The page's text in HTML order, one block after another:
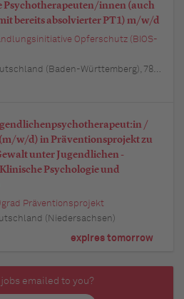
Psychotherapeuten/innen (auch
bereits absolvierter PT1) m/w/d
Opferschutz (BIOS-
Württemberg), 78224 Singen (Hohentwiel), Deutschland (Baden-Württemberg)
/
w/d) in Präventionsprojekt zu
unter Jugendlichen -
Psychologie und
Präventionsprojekt
(Niedersachsen)
expires tomorrow
emailed to you?